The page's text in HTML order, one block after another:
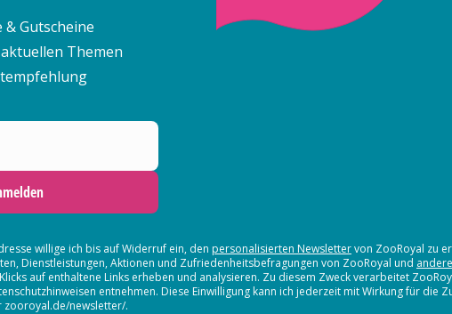
& Gutscheine
Themen
willige ich bis auf Widerruf ein, den personalisierten Newslettervon ZooRoyal zu
Dienstleistungen, Aktionen und Zufriedenheitsbefragungen von ZooRoyal und
auf enthaltene Links erheben und analysieren. Zu diesem Zweck verarbeitet
entnehmen. Diese Einwilligung kann ich jederzeit mit Wirkung für
newsletter/.